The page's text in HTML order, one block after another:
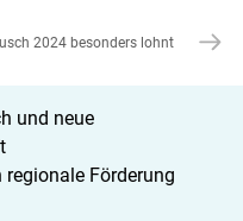
2024 besonders lohnt
und neue
Förderung